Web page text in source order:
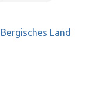
Bergisches Land